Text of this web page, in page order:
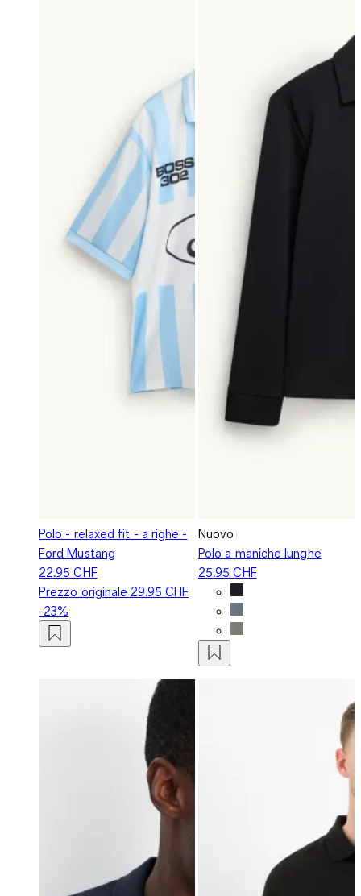
Polo - relaxed fit - a righe -
Ford Mustang
22.95 CHF
Prezzo originale 29.95 CHF
-23%
Nuovo
Polo a maniche lunghe
25.95 CHF